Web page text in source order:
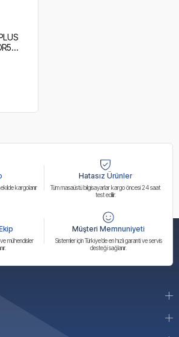
kargolanır
Hatasız Ürünler
Tüm masaüstü bilgisayarlar kargo öncesi 24 saat
test edilir.
mühendisler
Müşteri Memnuniyeti
Sistemler için Türkiye’de en hızlı garanti ve servis
desteği sağlanır.